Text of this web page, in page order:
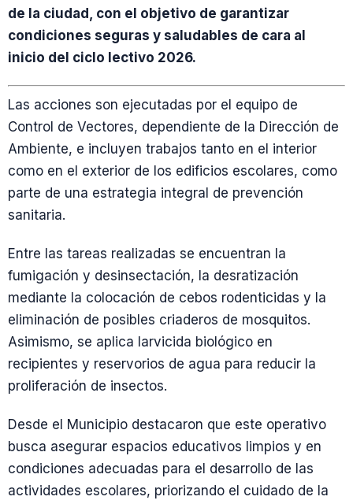
de la ciudad, con el objetivo de garantizar
condiciones seguras y saludables de cara al
inicio del ciclo lectivo 2026.
Las acciones son ejecutadas por el equipo de
Control de Vectores, dependiente de la Dirección de
Ambiente, e incluyen trabajos tanto en el interior
como en el exterior de los edificios escolares, como
parte de una estrategia integral de prevención
sanitaria.
Entre las tareas realizadas se encuentran la
fumigación y desinsectación, la desratización
mediante la colocación de cebos rodenticidas y la
eliminación de posibles criaderos de mosquitos.
Asimismo, se aplica larvicida biológico en
recipientes y reservorios de agua para reducir la
proliferación de insectos.
Desde el Municipio destacaron que este operativo
busca asegurar espacios educativos limpios y en
condiciones adecuadas para el desarrollo de las
actividades escolares, priorizando el cuidado de la